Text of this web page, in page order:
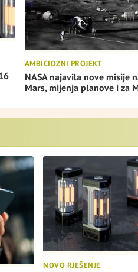
AMBICIOZNI PROJEKT
NASA najavila nove misije
Mars, mijenja planove i za
NOVO RJEŠENJE